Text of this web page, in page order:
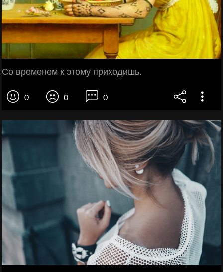
Со временем к этому приходишь.
0 0 0